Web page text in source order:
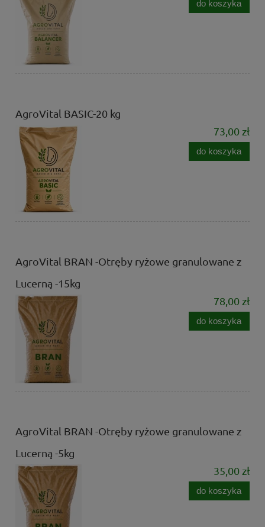
do koszyka
AgroVital BASIC-20 kg
73,00 zł
do koszyka
AgroVital BRAN -Otręby ryżowe granulowane z
Lucerną -15kg
78,00 zł
do koszyka
AgroVital BRAN -Otręby ryżowe granulowane z
Lucerną -5kg
35,00 zł
do koszyka